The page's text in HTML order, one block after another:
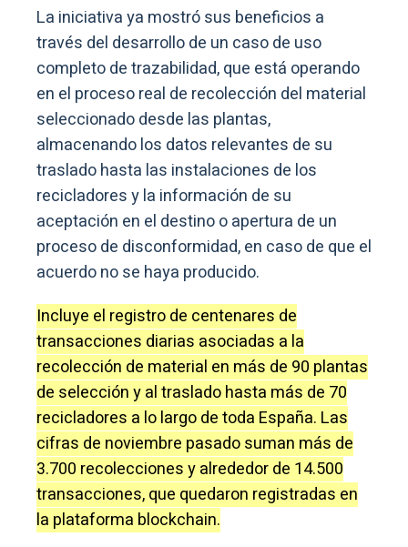
La iniciativa ya mostró sus beneficios a
través del desarrollo de un caso de uso
completo de trazabilidad, que está operando
en el proceso real de recolección del material
seleccionado desde las plantas,
almacenando los datos relevantes de su
traslado hasta las instalaciones de los
recicladores y la información de su
aceptación en el destino o apertura de un
proceso de disconformidad, en caso de que el
acuerdo no se haya producido.
Incluye el registro de centenares de
transacciones diarias asociadas a la
recolección de material en más de 90 plantas
de selección y al traslado hasta más de 70
recicladores a lo largo de toda España. Las
cifras de noviembre pasado suman más de
3.700 recolecciones y alrededor de 14.500
transacciones, que quedaron registradas en
la plataforma blockchain.